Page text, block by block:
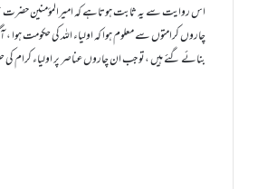
اس روایت سے یہ ثابت ہوتاہے کہ امیرالمؤمنین حضرت عمر
چاروں کرامتوں سے معلوم ہوا کہ اولیاء اللہ کی حکومت
بنائے گئے ہیں ،تو جب ان چاروں عناصر پر اولیاء کرام